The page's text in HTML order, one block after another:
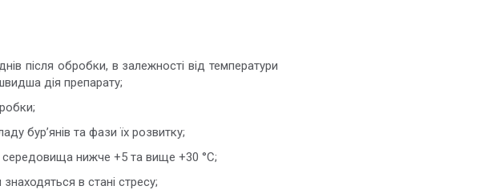
після обробки, в залежності від температури
дія препарату;
бур’янів та фази їх розвитку;
середовища нижче +5 та вище +30 °С;
в стані стресу;